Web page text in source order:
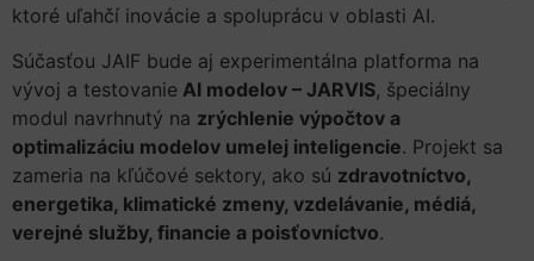
ktoré uľahčí inovácie a spoluprácu v oblasti AI.
Súčasťou JAIF bude aj experimentálna platforma na
vývoj a testovanie AI modelov – JARVIS, špeciálny
modul navrhnutý na zrýchlenie výpočtov a
optimalizáciu modelov umelej inteligencie. Projekt sa
zameria na kľúčové sektory, ako sú zdravotníctvo,
energetika, klimatické zmeny, vzdelávanie, médiá,
verejné služby, financie a poisťovníctvo.